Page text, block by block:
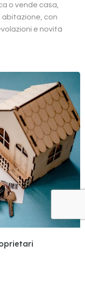
o vende casa,
abitazione, con
e novità